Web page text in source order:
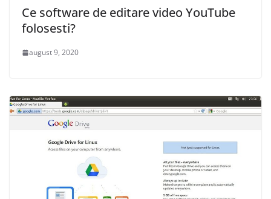
Ce software de editare video YouTube
folosesti?
august 9, 2020